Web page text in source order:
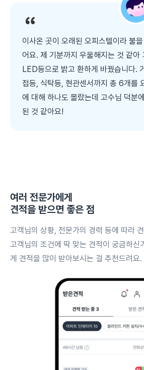
이사온 곳이 오래된 오피스텔이라 불
어요. 제 기분까지 우울해지는 것 같아
LED등으로 밝고 환하게 바꿨습니다.
접등, 식탁등, 현관센서까지 총 6개를
에 대해 하나도 몰랐는데 고수님 덕분
된 것 같아요!
여러 전문가에게
견적을 받으면 좋은 점
고객님의 상황, 전문가의 경력 등에 따라
고객님의 조건에 딱 맞는 견적이 궁금하신
게 견적을 많이 받아보시는 걸 추천드려요.